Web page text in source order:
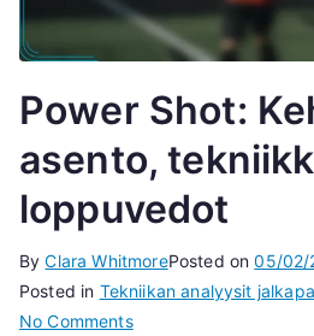
Power Shot:
asento,
loppuvedot
ByClara WhitmorePosted on05/02/
Posted in Tekniikan analyysit
No Commentson